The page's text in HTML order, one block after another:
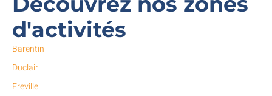
d'activités
Barentin
Duclair
Freville